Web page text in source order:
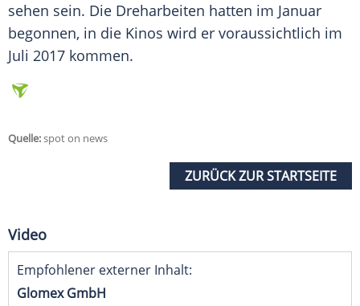
sehen sein. Die Dreharbeiten hatten im Januar
begonnen, in die Kinos wird er voraussichtlich im
Juli 2017 kommen.
Quelle:spot on news
ZURÜCK ZUR STARTSEITE
Video
Empfohlener externer Inhalt:
Glomex GmbH